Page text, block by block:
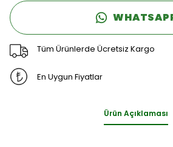
Tüm Ürünlerde Ücretsiz Kargo
En Uygun Fiyatlar
Ürün Açıklaması